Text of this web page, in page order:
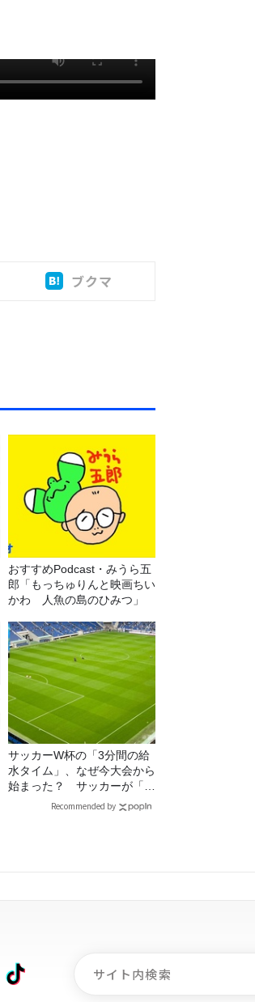
ブクマ
おすすめPodcast・みうら五
郎「もっちゅりんと映画ちい
かわ 人魚の島のひみつ」
サッカーW杯の「3分間の給
水タイム」、なぜ今大会から
始まった？ サッカーが「お
金」に変わる仕組み
Recommended by